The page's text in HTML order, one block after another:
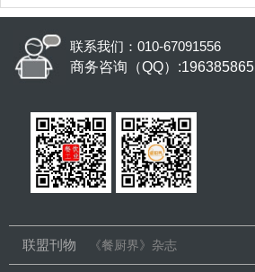
联系我们：010-67091556
商务咨询（QQ）:196385865
联盟刊物 《餐厨界》杂志